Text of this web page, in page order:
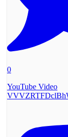
0
YouTube Video